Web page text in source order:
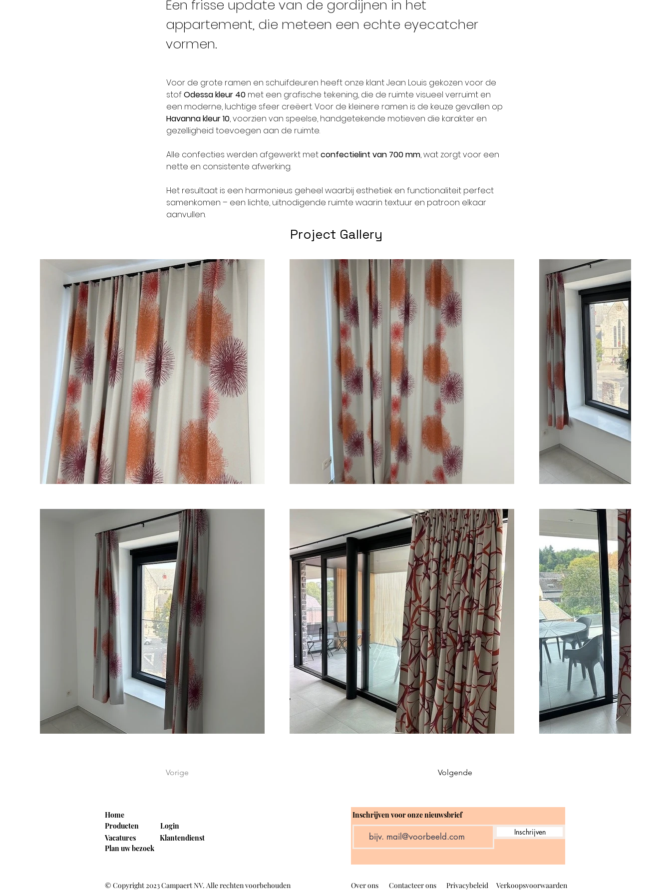
Een frisse update van de gordijnen in het
appartement, die meteen een echte eyecatcher
vormen.
Voor de grote ramen en schuifdeuren heeft onze klant Jean Louis gekozen voor de
stof Odessa kleur 40 met een grafische tekening, die de ruimte visueel verruimt en
een moderne, luchtige sfeer creëert. Voor de kleinere ramen is de keuze gevallen op
Havanna kleur 10, voorzien van speelse, handgetekende motieven die karakter en
gezelligheid toevoegen aan de ruimte.
Alle confecties werden afgewerkt met confectielint van 700 mm, wat zorgt voor een
nette en consistente afwerking.
Het resultaat is een harmonieus geheel waarbij esthetiek en functionaliteit perfect
samenkomen – een lichte, uitnodigende ruimte waarin textuur en patroon elkaar
aanvullen.
Project Gallery
Vorige Volgende
Home
Producten
Vacatures
Login
Klantendienst
Plan uw bezoek
© Copyright 2023 Campaert NV. Alle rechten voorbehouden
Inschrijven voor onze nieuwsbrief
Inschrijven
Over ons Contacteer ons Privacybeleid Verkoopsvoorwaarden